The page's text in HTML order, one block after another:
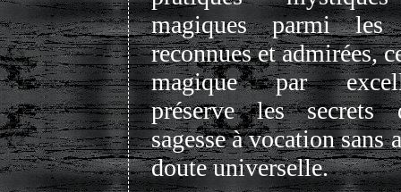
magiques parmi les
reconnues et admirées,
magique par
préserve les secrets
sagesse à vocation sans
doute universelle.